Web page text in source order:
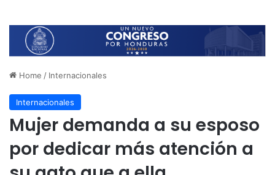
Home / Internacionales
Internacionales
Mujer demanda a su esposo
por dedicar más atención a